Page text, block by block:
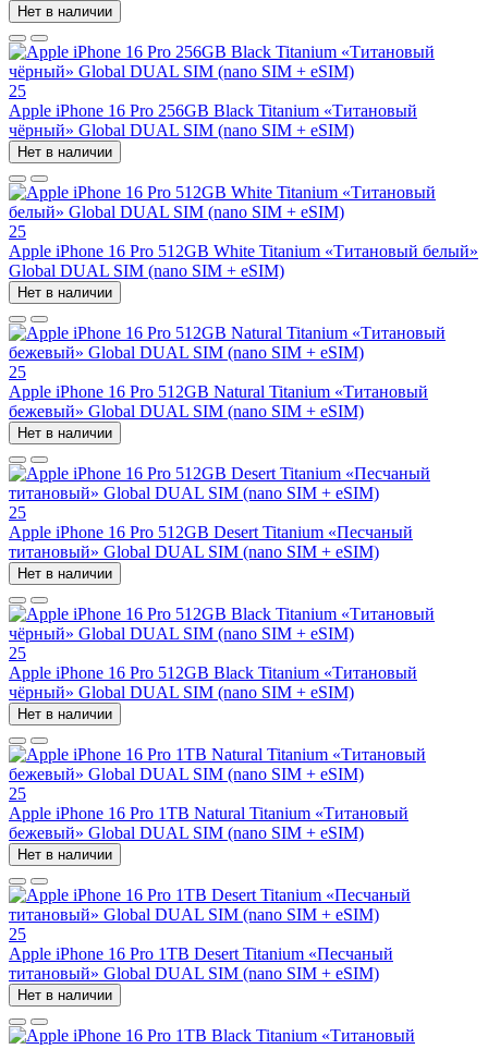
Нет в наличии
25
Apple iPhone 16 Pro 256GB Black Titanium «Титановый
чёрный» Global DUAL SIM (nano SIM + eSIM)
Нет в наличии
25
Apple iPhone 16 Pro 512GB White Titanium «Титановый белый»
Global DUAL SIM (nano SIM + eSIM)
Нет в наличии
25
Apple iPhone 16 Pro 512GB Natural Titanium «Tитановый
бежевый» Global DUAL SIM (nano SIM + eSIM)
Нет в наличии
25
Apple iPhone 16 Pro 512GB Desert Titanium «Песчаный
титановый» Global DUAL SIM (nano SIM + eSIM)
Нет в наличии
25
Apple iPhone 16 Pro 512GB Black Titanium «Титановый
чёрный» Global DUAL SIM (nano SIM + eSIM)
Нет в наличии
25
Apple iPhone 16 Pro 1TB Natural Titanium «Tитановый
бежевый» Global DUAL SIM (nano SIM + eSIM)
Нет в наличии
25
Apple iPhone 16 Pro 1TB Desert Titanium «Песчаный
титановый» Global DUAL SIM (nano SIM + eSIM)
Нет в наличии